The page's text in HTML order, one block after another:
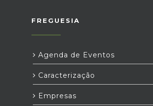
FREGUESIA
Agenda de Eventos
Caracterização
Empresas